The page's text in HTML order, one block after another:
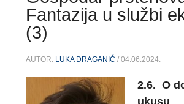
Fantazija u službi
(3)
AUTOR: LUKA DRAGANIĆ / 04.06.2024.
2.6.O
ukusu